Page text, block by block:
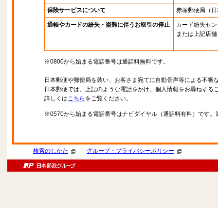
保険サービスについて 赤塚郵便局 （
通帳やカードの紛失・盗難に伴うお取引の停止
カード紛失セ
または上記店舗
※0800から始まる電話番号は通話料無料です。
日本郵便や郵便局を装い、お客さま宛てに自動音声等による不審
日本郵便では、上記のような電話をかけ、個人情報をお尋ねする
詳しくはこちら をご覧ください。
※0570から始まる電話番号はナビダイヤル（通話料有料）です
検索のしかた グループ・プライバシーポリシー